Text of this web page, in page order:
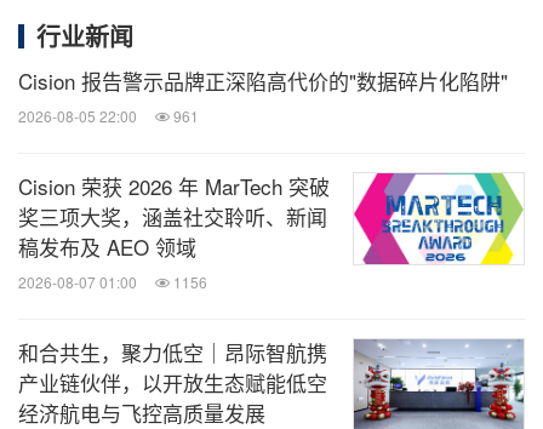
行业新闻
Cision 报告警示品牌正深陷高代价的"数据碎片化陷阱"
2026-08-05 22:00 961
Cision 荣获 2026 年 MarTech 突破
奖三项大奖，涵盖社交聆听、新闻
稿发布及 AEO 领域
2026-08-07 01:00 1156
和合共生，聚力低空｜昂际智航携
产业链伙伴，以开放生态赋能低空
经济航电与飞控高质量发展